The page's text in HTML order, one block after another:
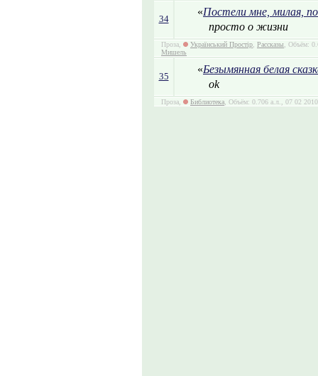
34
«Постели мне, милая,
просто о жизни
Проза, Український Простір Рассказы , Объём:
Мишель
35
«Безымянная белая
ok
Проза, Библиотека , Объём: 0.706 а.л., 07 02